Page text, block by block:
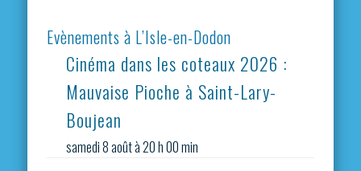
Evènements à L’Isle-en-Dodon
Cinéma dans les coteaux 2026 :
Mauvaise Pioche à Saint-Lary-
Boujean
samedi 8 août à 20 h 00 min